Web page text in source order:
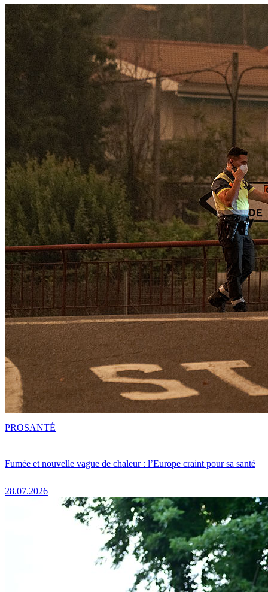
Fumée et nouvelle vague de chaleur : l’Europe craint pour sa santé
28.07.2026
PROSANTÉ